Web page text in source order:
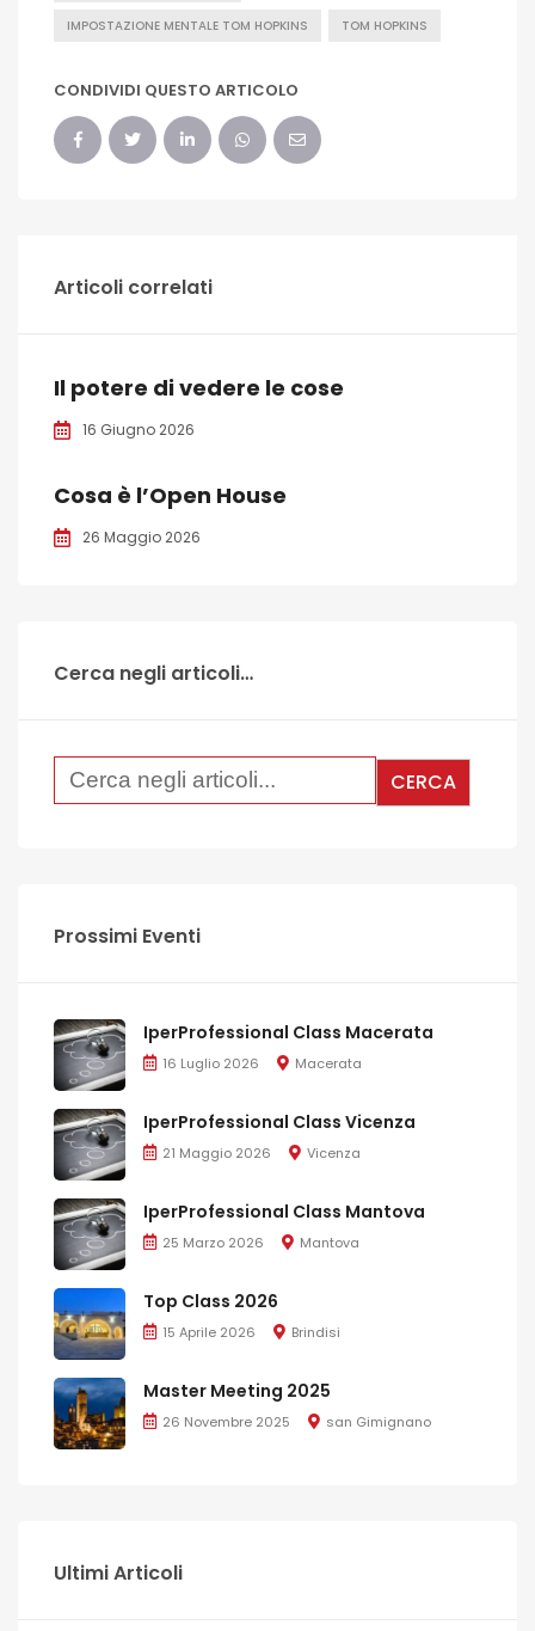
IMPOSTAZIONE MENTALE TOM HOPKINS TOM HOPKINS
CONDIVIDI QUESTO ARTICOLO
Articoli correlati
Il potere di vedere le cose
16 Giugno 2026
Cosa è l’Open House
26 Maggio 2026
Cerca negli articoli…
Prossimi Eventi
IperProfessional Class Macerata
16 Luglio 2026 Macerata
IperProfessional Class Vicenza
21 Maggio 2026 Vicenza
IperProfessional Class Mantova
25 Marzo 2026 Mantova
Top Class 2026
15 Aprile 2026 Brindisi
Master Meeting 2025
26 Novembre 2025 san Gimignano
Ultimi Articoli